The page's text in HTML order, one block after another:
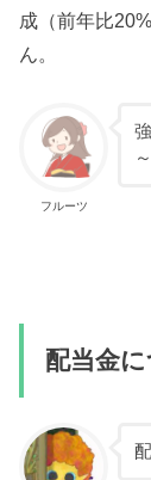
成（前年比
ん。
フルーツ
配当金